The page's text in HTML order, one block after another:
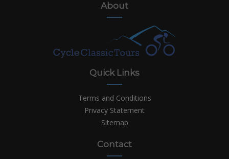
About
Quick Links
Terms and Conditions
Privacy Statement
Sitemap
Contact